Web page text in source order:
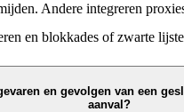
Andere integreren
en blokkades of zwarte
en gevolgen van een
aanval?